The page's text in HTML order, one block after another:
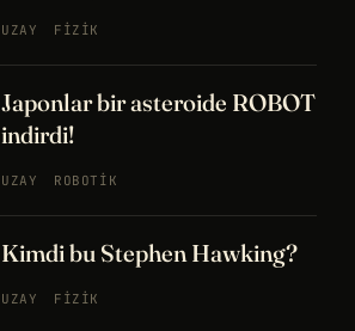
UZAY FIZIK
Japonlar bir asteroide ROBOT
indirdi!
UZAY ROBOTIK
Kimdi bu Stephen Hawking?
UZAY FIZIK